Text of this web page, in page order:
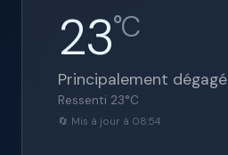
23°C
Principalement dégagé
Ressenti 23°C
🔄 Mis à jour à 08:54